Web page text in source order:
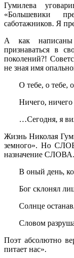
Гумилева
«Большевики
саботажников. Я
А как
признаваться в
поколений?!
не зная имя
О тебе, о тебе,
Ничего,
…Сегодня, я
Жизнь Николая
земного». Но
назначение СЛОВА.
В оный день,
Бог склонял
Солнце
Словом
Поэт абсолютно
питает нас».